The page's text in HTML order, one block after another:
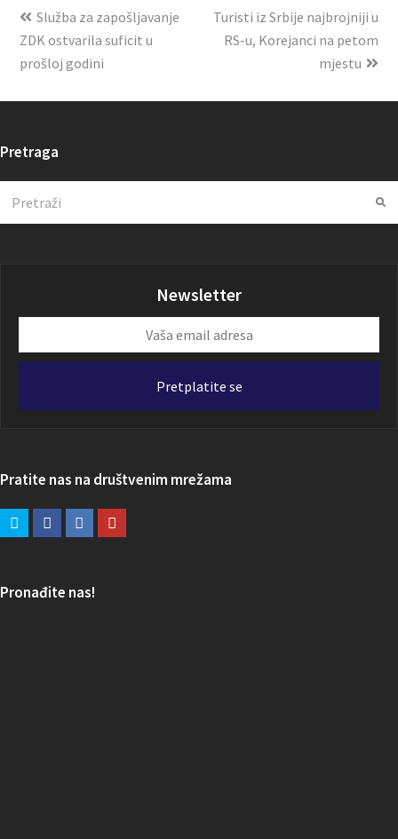
Služba za zapošljavanje
ZDK ostvarila suficit u
prošloj godini
Turisti iz Srbije najbrojniji u
RS-u, Korejanci na petom
mjestu
Pretraga
Newsletter
email
Pretplatite se
Pratite nas na društvenim mrežama
Pronađite nas!